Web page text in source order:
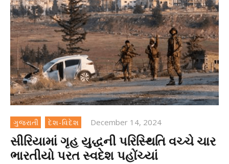
ગુજરાતી દેશ-વિદેશ December 14, 2024
સીરિયામાં ગૃહ યુદ્ધની પરિસ્થિતિ વચ્ચે ચાર
ભારતીયો પરત સ્વદેશ પહોંચ્યાં